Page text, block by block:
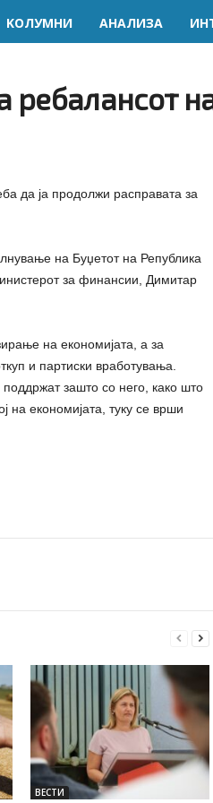
KОЛУМНИ AНАЛИЗА
да ја продолжи расправата за
на Буџетот на Република
за финансии, Димитар
на економијата, а за
и партиски вработувања.
зашто со него, како што
на економијата, туку се врши
ВЕСТИ